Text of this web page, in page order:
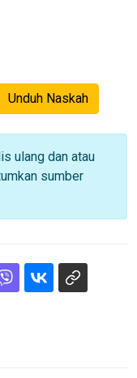
Unduh Naskah
ulang dan atau
sumber